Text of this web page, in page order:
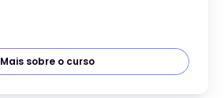
Mais sobre o curso